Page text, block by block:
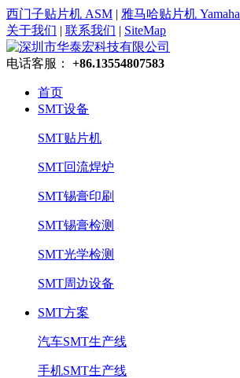
西门子贴片机 ASM | 雅马哈贴片机 Yamaha
关于我们 | 联系我们 | SiteMap
电话客服： +86.13554807583
首页
SMT设备
SMT贴片机
SMT回流焊炉
SMT锡膏印刷
SMT锡膏检测
SMT光学检测
SMT周边设备
SMT方案
汽车SMT生产线
手机SMT生产线